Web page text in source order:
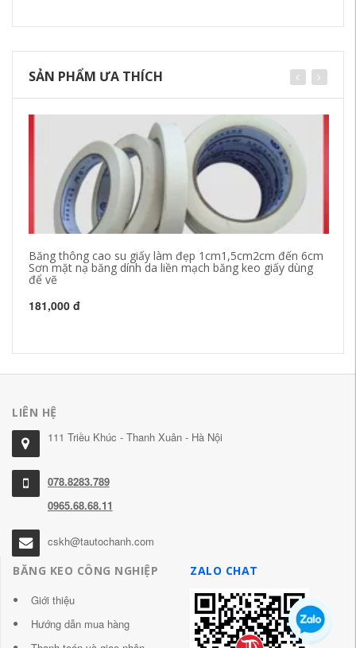
SẢN PHẨM ƯA THÍCH
Băng thông cao su giấy làm đẹp 1cm1,5cm2cm đến 6cm
Sơn mặt nạ băng dính da liền mạch băng keo giấy dùng
để vẽ
181,000 đ
LIÊN HỆ
111 Triều Khúc - Thanh Xuân - Hà Nội
078.8283.789
0965.68.68.11
cskh@tautochanh.com
BĂNG KEO CÔNG NGHIỆP
Giới thiệu
Hướng dẫn mua hàng
ZALO CHAT